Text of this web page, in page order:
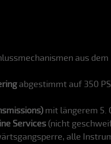
aus dem
abgestimmt auf 350
mit längerem 5.
Services (nicht
alle